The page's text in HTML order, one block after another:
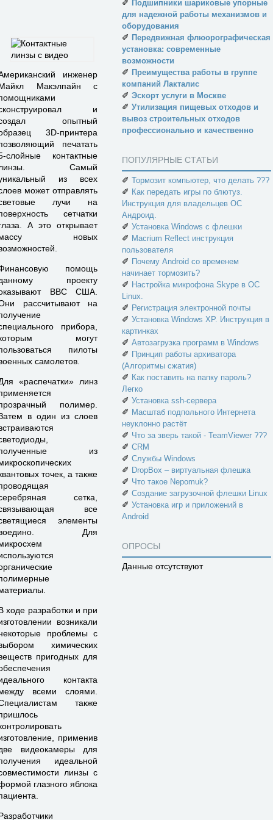
инженер
Макэлпайн с
и
опытный
3D-принтера
печатать
слойные контактные
Самый
из всех
может отправлять
лучи на
сетчатки
А это открывает
новых
помощь
проекту
ВВС США.
рассчитывают на
прибора,
могут
пилоты
самолетов.
«распечатки» линз
полимер.
в один из слоев
из
точек, а также
сетка,
все
элементы
Для
ходе разработки и при
возникали
проблемы с
химических
пригодных для
контакта
всеми слоями.
также
применив
видеокамеры для
идеальной
линзы с
глазного яблока
✐ Подшипники шариковые упорные
для надежной работы механизмов и
оборудования
✐ Передвижная флюорографическая
установка: современные
возможности
✐ Преимущества работы в группе
компаний Лакталис
✐ Эскорт услуги в Москве
✐ Утилизация пищевых отходов и
вывоз строительных отходов
профессионально и качественно
ПОПУЛЯРНЫЕ СТАТЬИ
✐ Тормозит компьютер, что делать ???
✐ Как передать игры по блютуз.
Инструкция для владельцев ОС
Андроид.
✐ Установка Windows с флешки
✐ Macrium Reflect инструкция
пользователя
✐ Почему Android со временем
начинает тормозить?
✐ Настройка микрофона Skype в ОС
Linux.
✐ Регистрация электронной почты
✐ Установка Windows XP. Инструкция в
картинках
✐ Автозагрузка программ в Windows
✐ Принцип работы архиватора
(Алгоритмы сжатия)
✐ Как поставить на папку пароль?
Легко
✐ Установка ssh-сервера
✐ Масштаб подпольного Интернета
неуклонно растёт
✐ Что за зверь такой - TeamViewer ???
✐ CRM
✐ Службы Windows
✐ DropBox – виртуальная флешка
✐ Что такое Nepomuk?
✐ Создание загрузочной флешки Linux
✐ Установка игр и приложений в
Android
ОПРОСЫ
Данные отсутствуют